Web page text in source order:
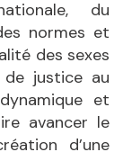
du
normes et
des sexes
justice au
et
avancer le
d’une